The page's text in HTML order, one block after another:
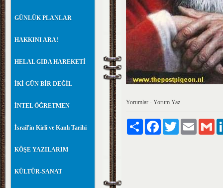
GÜNLÜK PLANLAR
HAKKINI ARA!
HELAL GIDA HAREKETİ
İKİ GÜN BİR DEĞİL
İNTEL ÖĞRETMEN
İsrail'in Kirli ve Kanlı Tarihi
KÖŞE YAZILARIM
KÜLTÜR-SANAT
Yorumlar - Yorum Yaz
Paylaş FacebookTwitter Email